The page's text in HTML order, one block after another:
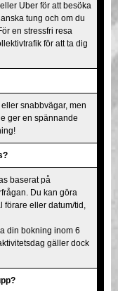
Uber för att besöka
tung och om du
en stressfri resa
för att ta dig
snabbvägar, men
ger en spännande
baserat på
Du kan göra
eller datum/tid,
din bokning inom 6
gäller dock